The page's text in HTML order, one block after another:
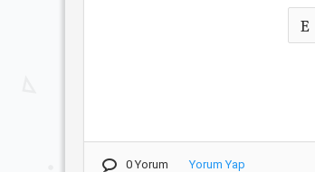
E
0 Yorum Yorum Yap